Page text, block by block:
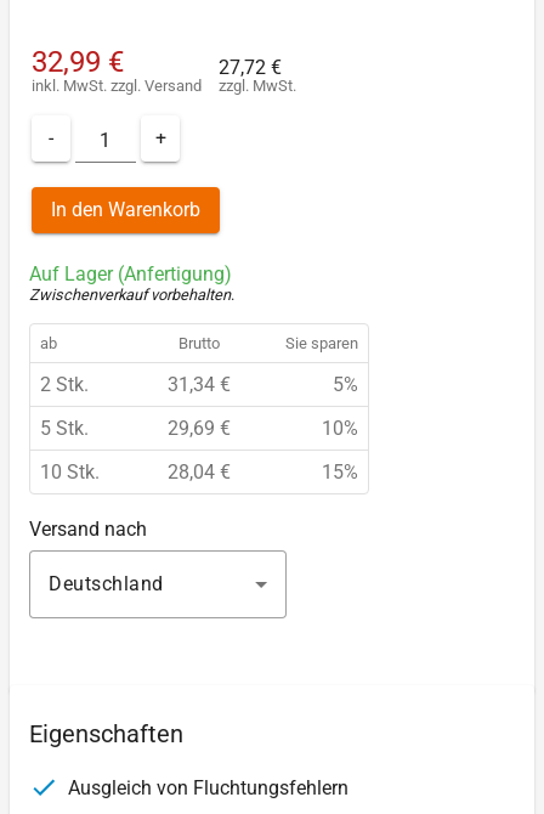
32,99 €
inkl. MwSt. zzgl. Versand
27,72 €
zzgl. MwSt.
- +
In den Warenkorb
Auf Lager (Anfertigung)
Zwischenverkauf vorbehalten.
ab Brutto Sie sparen
2 Stk. 31,34 €
5%
5 Stk.
29,69 €
10%
10 Stk.
28,04 € 15%
Versand nach
Deutschland
Eigenschaften
Ausgleich von Fluchtungsfehlern